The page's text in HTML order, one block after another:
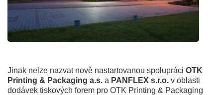
Jinak nelze nazvat nově nastartovanou spolupráci OTK
Printing & Packaging a.s. a PANFLEX s.r.o. v oblasti
dodávek tiskových forem pro OTK Printing & Packaging